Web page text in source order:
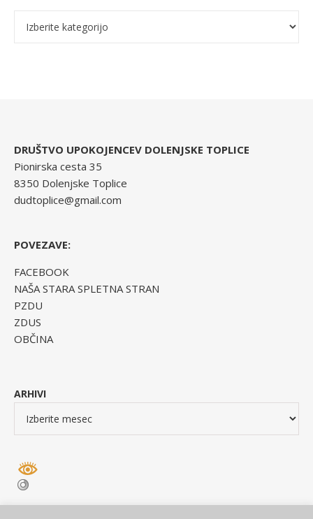
DRUŠTVO UPOKOJENCEV DOLENJSKE TOPLICE
Pionirska cesta 35
8350 Dolenjske Toplice
dudtoplice@gmail.com
POVEZAVE:
FACEBOOK
NAŠA STARA SPLETNA STRAN
PZDU
ZDUS
OBČINA
ARHIVI